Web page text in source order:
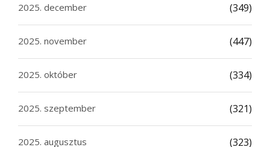
2025. december (349)
2025. november (447)
2025. október (334)
2025. szeptember (321)
2025. augusztus (323)